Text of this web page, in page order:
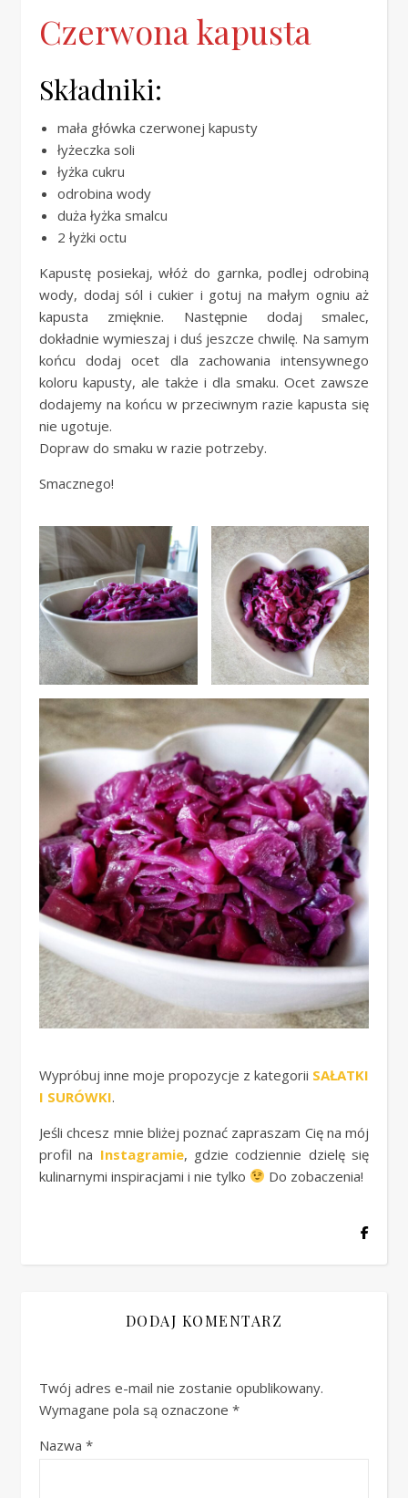
Czerwona kapusta
Składniki:
mała główka czerwonej kapusty
łyżeczka soli
łyżka cukru
odrobina wody
duża łyżka smalcu
2 łyżki octu
Kapustę posiekaj, włóż do garnka, podlej odrobiną
wody, dodaj sól i cukier i gotuj na małym ogniu aż
kapusta zmięknie. Następnie dodaj smalec,
dokładnie wymieszaj i duś jeszcze chwilę. Na samym
końcu dodaj ocet dla zachowania intensywnego
koloru kapusty, ale także i dla smaku. Ocet zawsze
dodajemy na końcu w przeciwnym razie kapusta się
nie ugotuje.
Dopraw do smaku w razie potrzeby.
Smacznego!
Wypróbuj inne moje propozycje z kategorii SAŁATKI
I SURÓWKI.
Jeśli chcesz mnie bliżej poznać zapraszam Cię na mój
profil na Instagramie, gdzie codziennie dzielę się
kulinarnymi inspiracjami i nie tylko
Do zobaczenia!
DODAJ KOMENTARZ
Twój adres e-mail nie zostanie opublikowany.
Wymagane pola są oznaczone *
Nazwa *